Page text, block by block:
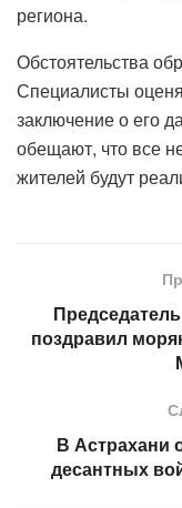
региона.
Обстоятельства
Специалисты
заключение о его
обещают, что все
жителей будут
поздравил
В Астрахани
десантных